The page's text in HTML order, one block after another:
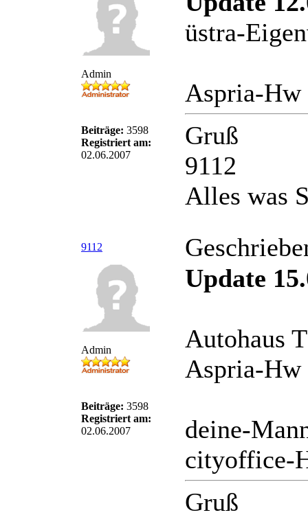
Admin
Beiträge: 3598
Registriert am:
02.06.2007
üstra-
Aspria-Hw
Gruß
9112
Alles was
9112
Admin
Beiträge: 3598
Registriert am:
02.06.2007
Update
Autohaus
Aspria-Hw
deine-
cityoffice-
Gruß